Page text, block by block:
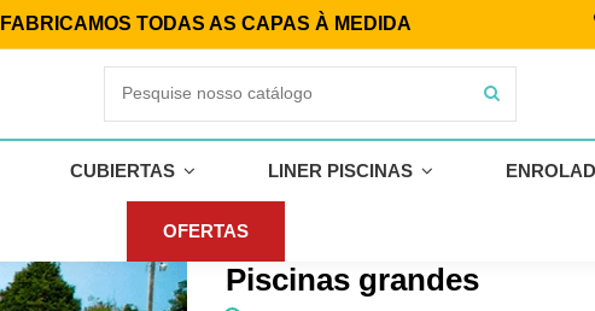
FABRICAMOS TODAS AS CAPAS À MEDIDA
CUBIERTAS LINER PISCINAS
OFERTASCobertura de Bolhas
Piscinas grandes